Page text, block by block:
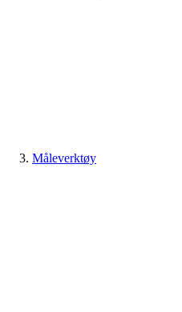
Måleverktøy